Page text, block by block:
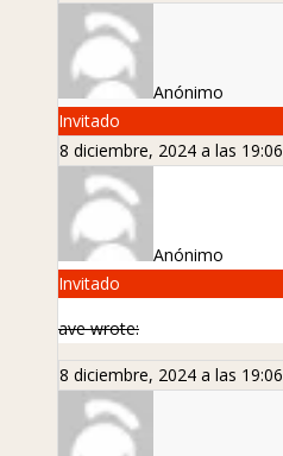
Anónimo
Invitado
8 diciembre, 2024 a las 19:06
Anónimo
Invitado
ave wrote:
8 diciembre, 2024 a las 19:06